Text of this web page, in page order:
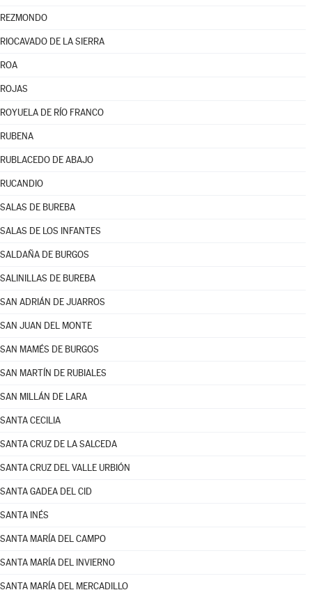
REZMONDO
RIOCAVADO DE LA SIERRA
ROA
ROJAS
ROYUELA DE RÍO FRANCO
RUBENA
RUBLACEDO DE ABAJO
RUCANDIO
SALAS DE BUREBA
SALAS DE LOS INFANTES
SALDAÑA DE BURGOS
SALINILLAS DE BUREBA
SAN ADRIÁN DE JUARROS
SAN JUAN DEL MONTE
SAN MAMÉS DE BURGOS
SAN MARTÍN DE RUBIALES
SAN MILLÁN DE LARA
SANTA CECILIA
SANTA CRUZ DE LA SALCEDA
SANTA CRUZ DEL VALLE URBIÓN
SANTA GADEA DEL CID
SANTA INÉS
SANTA MARÍA DEL CAMPO
SANTA MARÍA DEL INVIERNO
SANTA MARÍA DEL MERCADILLO